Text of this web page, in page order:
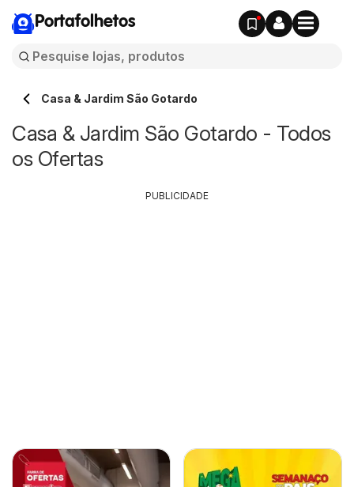
Portafolhetos
Casa & Jardim São Gotardo
Casa & Jardim São Gotardo - Todos
os Ofertas
PUBLICIDADE